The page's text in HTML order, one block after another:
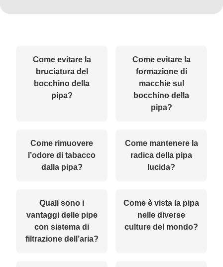
Come evitare la
bruciatura del
bocchino della
pipa?
Come evitare la
formazione di
macchie sul
bocchino della
pipa?
Come rimuovere
l’odore di tabacco
dalla pipa?
Come mantenere la
radica della pipa
lucida?
Quali sono i
vantaggi delle pipe
con sistema di
filtrazione dell’aria?
Come è vista la pipa
nelle diverse
culture del mondo?